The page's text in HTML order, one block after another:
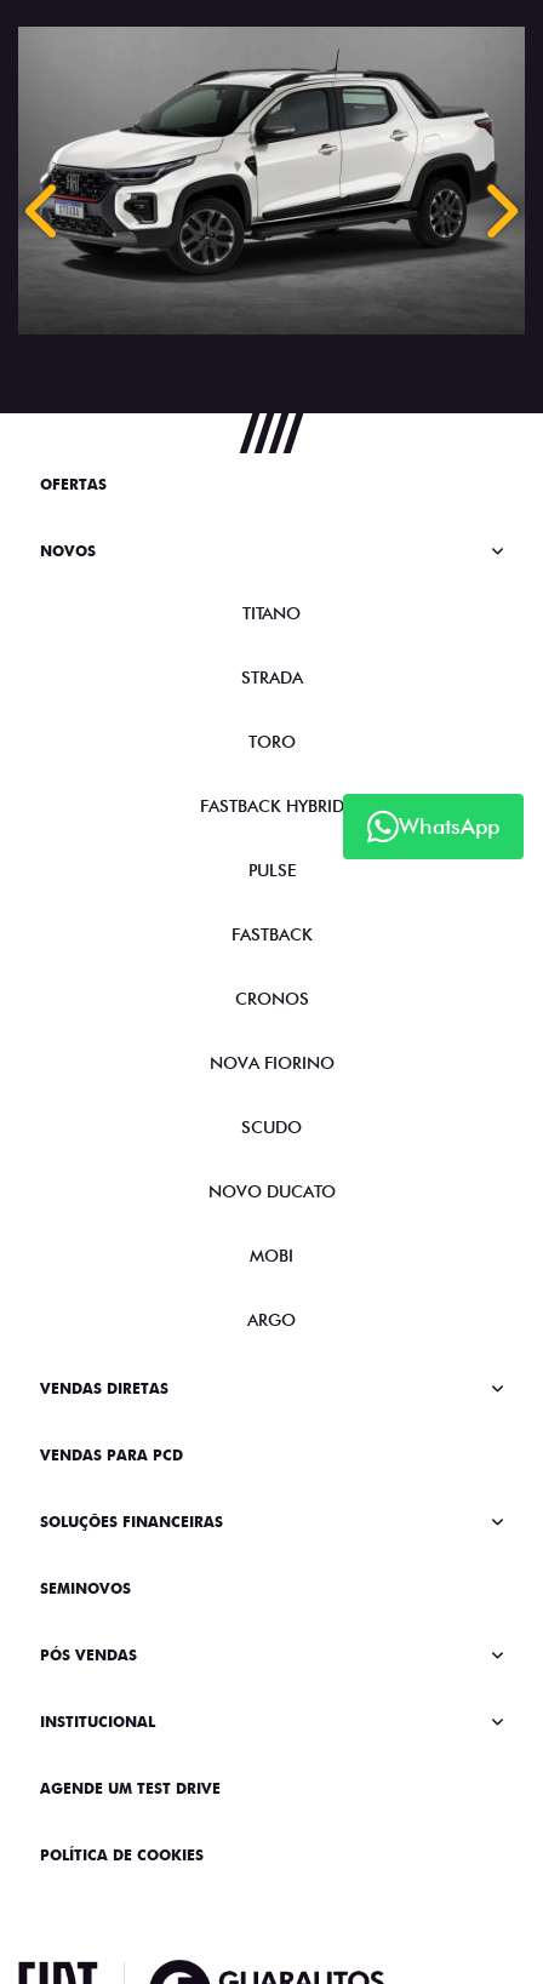
Anterior
WhatsApp
OFERTAS
NOVOS
TITANO
STRADA
TORO
FASTBACK HYBRID
PULSE
FASTBACK
CRONOS
NOVA FIORINO
SCUDO
NOVO DUCATO
MOBI
ARGO
VENDAS DIRETAS
VENDAS PARA PCD
SOLUÇÕES FINANCEIRAS
SEMINOVOS
PÓS VENDAS
INSTITUCIONAL
AGENDE UM TEST DRIVE
POLÍTICA DE COOKIES